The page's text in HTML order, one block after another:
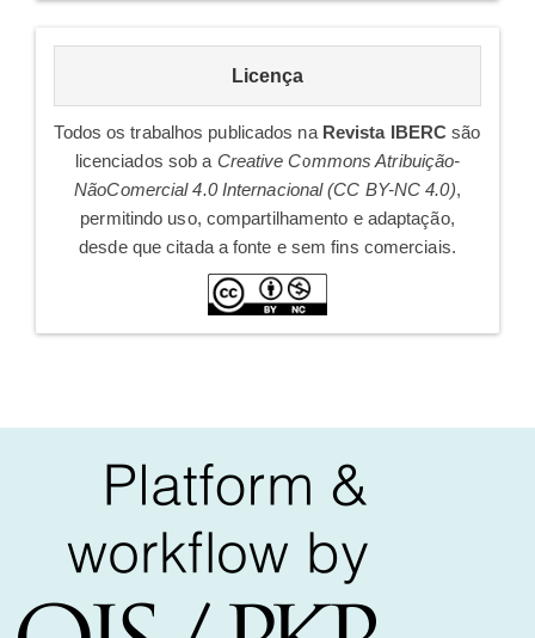
licencaLicença
Todos os trabalhos publicados na Revista IBERC são
licenciados sob a Creative Commons Atribuição-
NãoComercial 4.0 Internacional (CC BY-NC 4.0),
permitindo uso, compartilhamento e adaptação,
desde que citada a fonte e sem fins comerciais.